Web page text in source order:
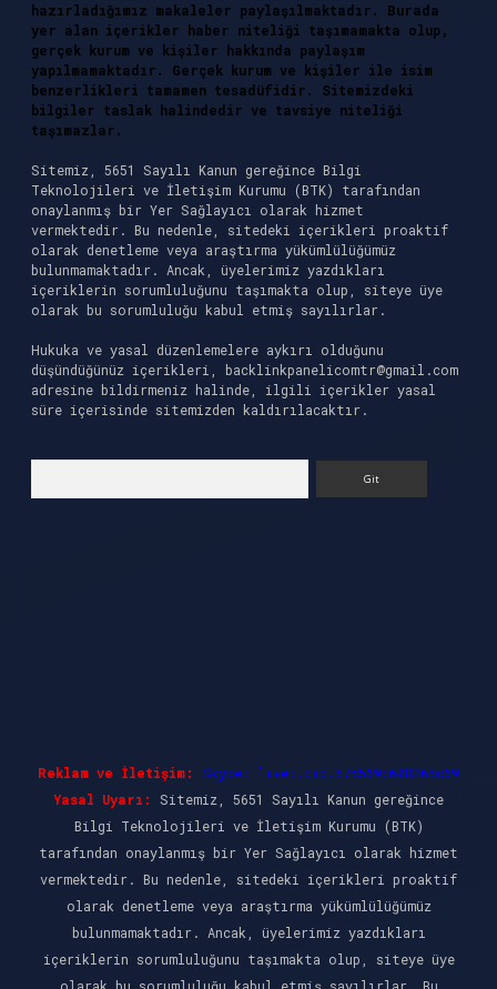
hazırladığımız makaleler paylaşılmaktadır. Burada
yer alan içerikler haber niteliği taşımamakta olup,
gerçek kurum ve kişiler hakkında paylaşım
yapılmamaktadır. Gerçek kurum ve kişiler ile isim
benzerlikleri tamamen tesadüfidir. Sitemizdeki
bilgiler taslak halindedir ve tavsiye niteliği
taşımazlar.
Sitemiz, 5651 Sayılı Kanun gereğince Bilgi
Teknolojileri ve İletişim Kurumu (BTK) tarafından
onaylanmış bir Yer Sağlayıcı olarak hizmet
vermektedir. Bu nedenle, sitedeki içerikleri proaktif
olarak denetleme veya araştırma yükümlülüğümüz
bulunmamaktadır. Ancak, üyelerimiz yazdıkları
içeriklerin sorumluluğunu taşımakta olup, siteye üye
olarak bu sorumluluğu kabul etmiş sayılırlar.
Hukuka ve yasal düzenlemelere aykırı olduğunu
düşündüğünüz içerikleri, backlinkpanelicomtr@gmail.com
adresine bildirmeniz halinde, ilgili içerikler yasal
süre içerisinde sitemizden kaldırılacaktır.
Reklam ve İletişim:
Skype: live:.cid.575569c608265c69
Yasal Uyarı:
Sitemiz, 5651 Sayılı Kanun gereğince
Bilgi Teknolojileri ve İletişim Kurumu (BTK)
tarafından onaylanmış bir Yer Sağlayıcı olarak hizmet
vermektedir. Bu nedenle, sitedeki içerikleri proaktif
olarak denetleme veya araştırma yükümlülüğümüz
bulunmamaktadır. Ancak, üyelerimiz yazdıkları
içeriklerin sorumluluğunu taşımakta olup, siteye üye